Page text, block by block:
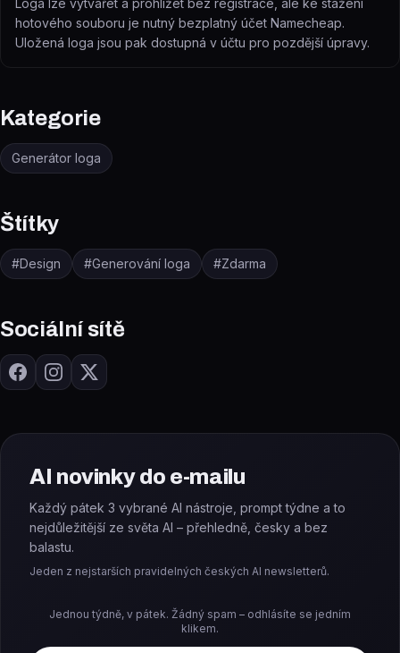
Loga lze vytvářet a prohlížet bez registrace, ale ke stažení
hotového souboru je nutný bezplatný účet Namecheap.
Uložená loga jsou pak dostupná v účtu pro pozdější úpravy.
Kategorie
Generátor loga
Štítky
#Design #Generování loga #Zdarma
Sociální sítě
AI novinky do e-mailu
Každý pátek 3 vybrané AI nástroje, prompt týdne a to
nejdůležitější ze světa AI – přehledně, česky a bez
balastu.
Jeden z nejstarších pravidelných českých AI newsletterů.
Jednou týdně, v pátek. Žádný spam – odhlásíte se jedním
klikem.